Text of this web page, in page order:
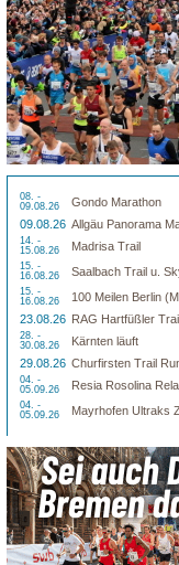
08. -
09.08.26
Gondo Marathon
09.08.26 Allgäu Panorama
14. -
15.08.26
Madrisa Trail
15. -
16.08.26
Saalbach Trail u.
15. -
16.08.26
100 Meilen Berlin
23.08.26 RAG Hartfüßler
28. -
30.08.26
Kärnten läuft
29.08.26 Churfirsten Trail
04. -
05.09.26
Resia Rosolina
04. -
05.09.26
Mayrhofen Ultraks